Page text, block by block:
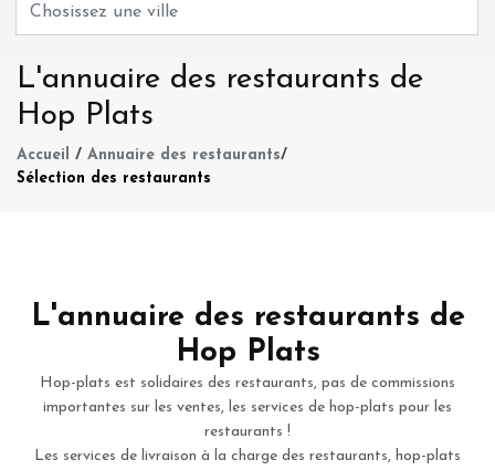
L'annuaire des restaurants de
Hop Plats
Accueil / Annuaire des restaurants/
Sélection des restaurants
L'annuaire des restaurants de
Hop Plats
Hop-plats est solidaires des restaurants, pas de commissions
importantes sur les ventes, les services de hop-plats pour les
restaurants !
Les services de livraison à la charge des restaurants, hop-plats